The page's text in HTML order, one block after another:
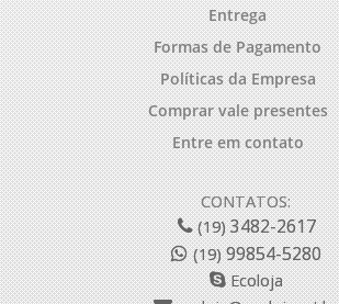
Entrega
Formas de Pagamento
Políticas da Empresa
Comprar vale presentes
Entre em contato
CONTATOS:
(19)3482-2617
(19)99854-5280
Ecoloja